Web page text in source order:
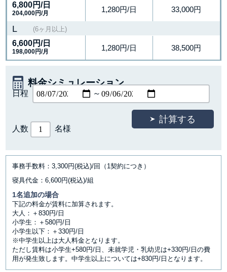
6,800円/日
204,000円/月 1,280円/日 33,000円
L (6ヶ月以上)
6,600円/日
198,000円/月 1,280円/日 38,500円
料金シミュレーション
人数 名様
日程 ～
事務手数料：3,300円(税込)/回（1契約につき）
寝具代金：6,600円(税込)/組
1名追加の場合
下記の料金が賃料に加算されます。
大人：＋830円/日
小学生：＋580円/日
小学生以下：＋330円/日
※中学生以上は大人料金となります。
ただし賃料は小学生+580円/日、未就学児・乳幼児は+330円/日の費
用が発生致します。中学生以上については+830円/日となります。